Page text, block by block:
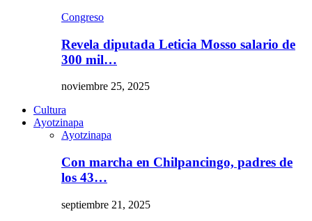
Congreso
Revela diputada Leticia Mosso salario de
300 mil…
noviembre 25, 2025
Cultura
Ayotzinapa
Ayotzinapa
Con marcha en Chilpancingo, padres de
los 43…
septiembre 21, 2025